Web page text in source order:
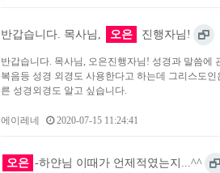
반갑습니다. 목사님, 오은 진행자님!
반갑습니다. 목사님, 오은진행자님! 성경과 말씀에
복음등 성경 외경도 사용한다고 하는데 그리스도
른 성경외경도 알고 싶습니다.
에이레네 2020-07-15 11:24:41
오은 -하얀님 이때가 언제적였는지...^^